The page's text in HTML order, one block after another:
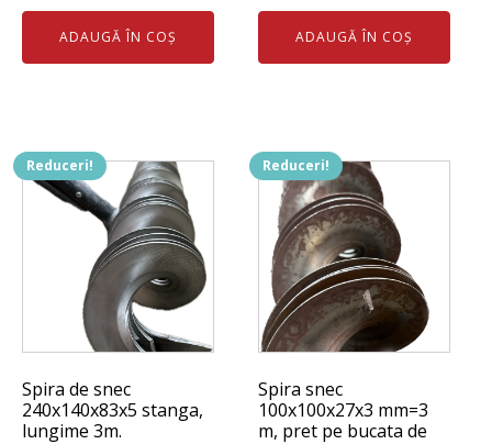
inițial
fost:
curent
este:
1.303 lei.
ADAUGĂ ÎN COȘ
a
fost:459 lei.
ADAUGĂ ÎN COȘ
Reduceri!
Spira de snec
240x140x83x5 stanga,
lungime 3m.
Reduceri!
Spira snec
100x100x27x3 mm=3
m, pret pe bucata de